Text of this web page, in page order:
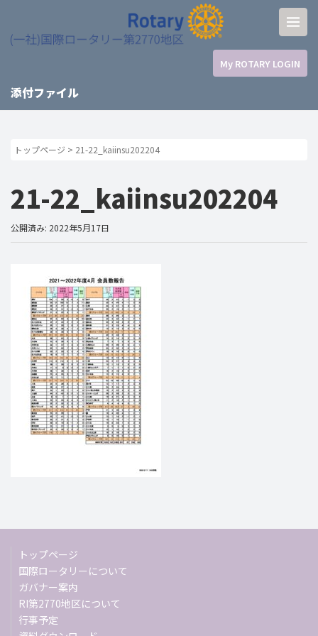
My ROTARY LOGIN
添付ファイル
トップページ > 21-22_kaiinsu202204
21-22_kaiinsu202204
公開済み: 2022年5月17日
トップページ
国際ロータリーについて
ガバナー案内
RI第2770地区について
行事予定